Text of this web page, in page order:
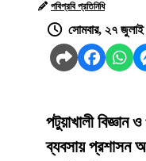
পবিপ্রবি প্রতিনিধি
সোমবার, ২৭
পটুয়াখালী বিজ্ঞান
ব্যবসায় প্রশাসন